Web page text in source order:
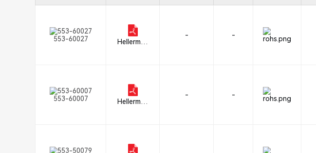
553-60027
Hellerman
- -
553-60007
Hellerman
- -